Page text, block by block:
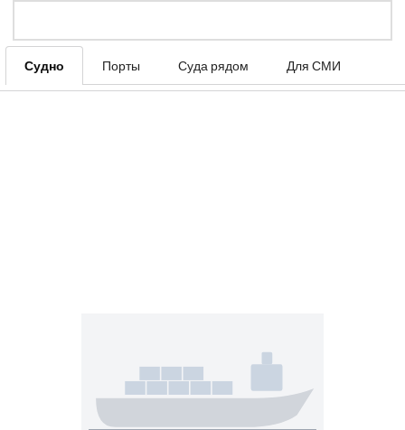
Судно Порты Суда рядом Для СМИ